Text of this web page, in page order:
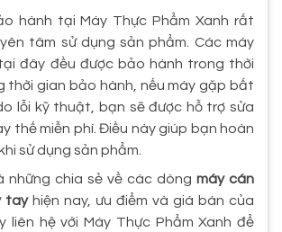
hành tại Máy Thực Phẩm Xanh rất
tâm sử dụng sản phẩm. Các máy
đây đều được bảo hành trong thời
thời gian bảo hành, nếu máy gặp bất
lỗi kỹ thuật, bạn sẽ được hỗ trợ sửa
thế miễn phí. Điều này giúp bạn hoàn
sử dụng sản phẩm.
những chia sẻ về các dòng máy cán
tay hiện nay, ưu điểm và giá bán của
liên hệ với Máy Thực Phẩm Xanh để